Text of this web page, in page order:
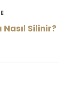
Nasıl Silinir?